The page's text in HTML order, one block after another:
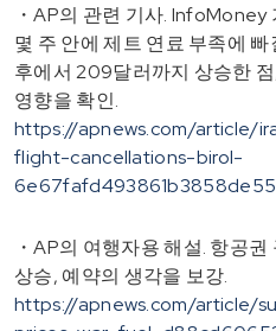
・AP의 관련 기사.
몇 주 안에 제트 연료 부족에
후에서 209달러까지 상승한
영향을 확인.
https://apnews.com/article/
flight-cancellations-birol-
・AP의 여행자용 해설. 항공
상승, 예약의 생각을 보강.
https://apnews.com/article/